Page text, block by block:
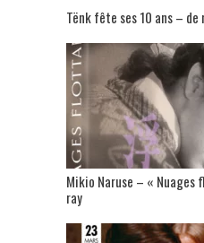
Tënk fête ses 10 ans –
Mikio Naruse – «
ray